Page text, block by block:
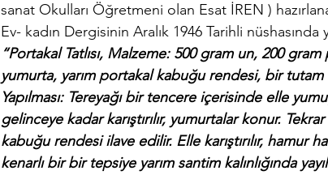
sanat Okulları Öğretmeni olan Esat İREN )
Ev- kadın Dergisinin Aralık 1946 Tarihli
“Portakal Tatlısı, Malzeme: 500 gram un, 200
yumurta, yarım portakal kabuğu rendesi, bir tutam
Yapılması: Tereyağı bir tencere içerisinde elle
gelinceye kadar karıştırılır, yumurtalar konur.
kabuğu rendesi ilave edilir. Elle karıştırılır, hamur
kenarlı bir bir tepsiye yarım santim kalınlığında